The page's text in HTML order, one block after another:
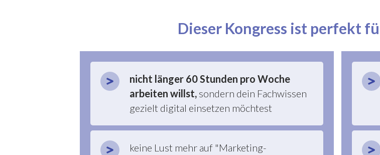
Dieser Kongress ist perfekt
nicht länger 60 Stunden pro Woche
arbeiten willst, sondern dein Fachwissen
gezielt digital einsetzen möchtest
keine Lust mehr auf "Marketing-